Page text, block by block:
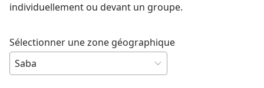
individuellement ou devant un groupe.
Sélectionner une zone géographique